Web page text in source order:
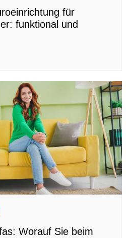
für
funktional und
Worauf Sie beim